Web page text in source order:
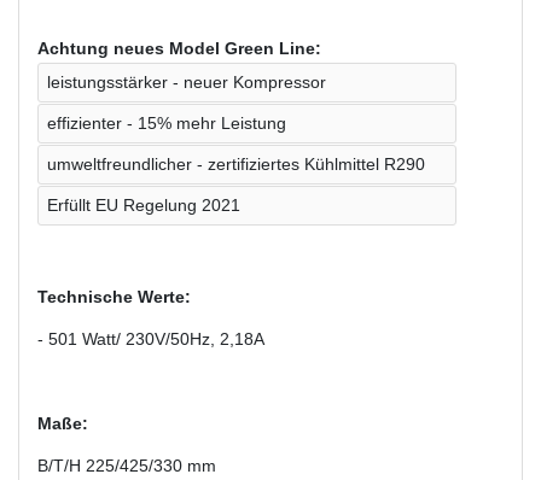
Achtung neues Model Green Line:
leistungsstärker - neuer Kompressor
effizienter - 15% mehr Leistung
umweltfreundlicher - zertifiziertes Kühlmittel R290
Erfüllt EU Regelung 2021
Technische Werte:
- 501 Watt/ 230V/50Hz, 2,18A
Maße:
B/T/H 225/425/330 mm